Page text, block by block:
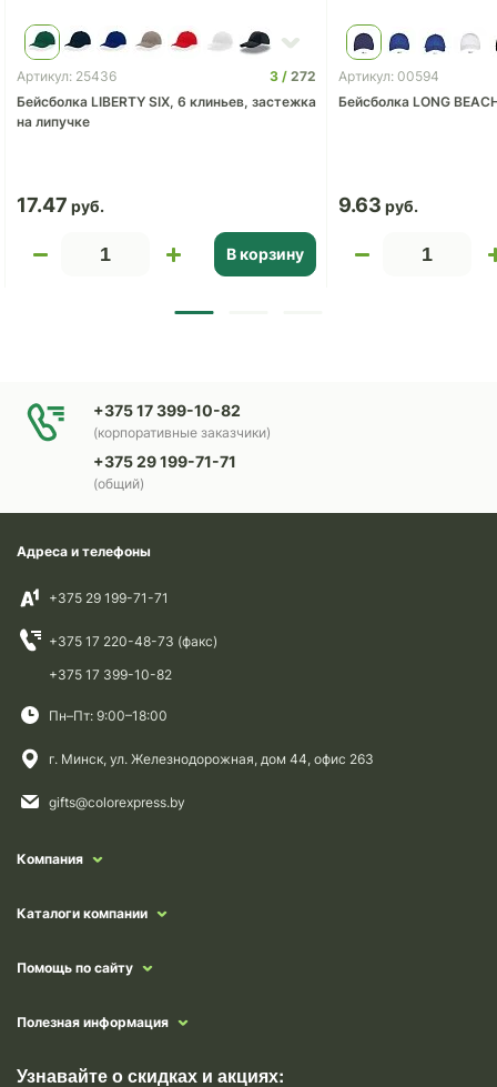
Артикул: 25436 3
272
Бейсболка LIBERTY SIX, 6 клиньев, застежка
на липучке
17.47
В корзину
Артикул: 00594
Бейсболка LONG
9.63
+375 17 399-10-82
(корпоративные заказчики)
+375 29 199-71-71
(общий)
Адреса и телефоны
+375 29 199-71-71
+375 17 220-48-73 (факс)
+375 17 399-10-82
Пн–Пт: 9:00–18:00
г. Минск, ул. Железнодорожная, дом 44, офис 263
gifts@colorexpress.by
Компания
Каталоги компании
Помощь по сайту
Полезная информация
Узнавайте о скидках и акциях: